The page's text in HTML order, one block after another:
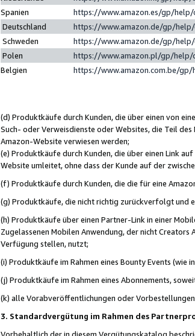
Spanien
https://www.amazon.es/gp/
Deutschland
https://www.amazon.de/gp/
Schweden
https://www.amazon.de/gp/
Polen
https://www.amazon.pl/gp/help/
Belgien
https://www.amazon.com.be/gp/
(d) Produktkäufe durch Kunden, die über einen von
Such- oder Verweisdienste oder Websites, die Teil des
Amazon-Website verwiesen werden;
(e) Produktkäufe durch Kunden, die über einen Link
Website umleitet, ohne dass der Kunde auf der
(f) Produktkäufe durch Kunden, die die für eine
(g) Produktkäufe, die nicht richtig zurückverfolgt und
(h) Produktkäufe über einen Partner-Link in einer
Zugelassenen Mobilen Anwendung, der nicht
Verfügung stellen, nutzt;
(i) Produktkäufe im Rahmen eines Bounty Events
(j) Produktkäufe im Rahmen eines Abonnements,
(k) alle Vorabveröffentlichungen oder
3. Standardvergütung im Rahmen des
Vorbehaltlich der in diesem Vergütungskatalog